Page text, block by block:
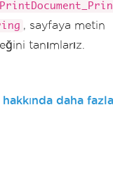
, sayfaya metin
tanımlarız.
daha